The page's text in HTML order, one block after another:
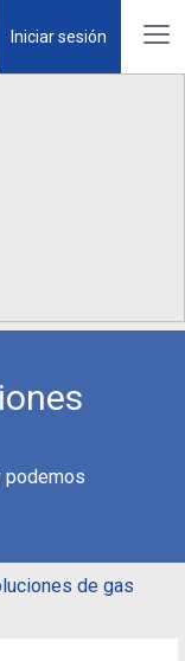
Iniciar sesión
podemos
de gas